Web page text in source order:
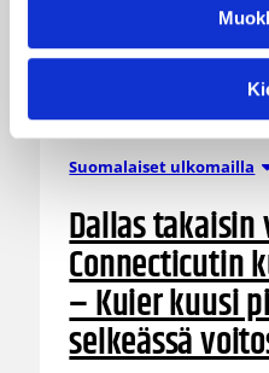
Suomalaiset ulkomailla
Dallas
Connecticutin
– Kuier kuusi
selkeässä